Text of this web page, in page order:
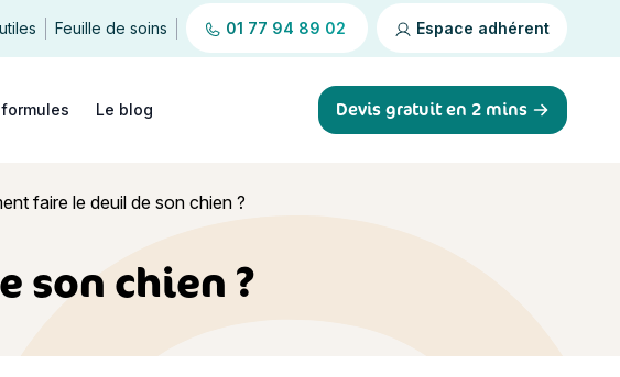
Feuille de soins 01 77 94 89 02 Espace adhérent
Le blog Devis gratuit en 2 mins
faire le deuil de son chien ?
son chien ?